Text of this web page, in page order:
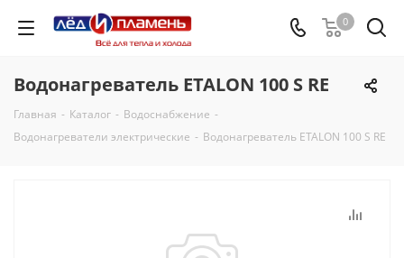
0
Водонагреватель ETALON 100 S RE
Главная - Каталог - Водоснабжение -
Водонагреватели электрические - Водонагреватель ETALON 100 S RE